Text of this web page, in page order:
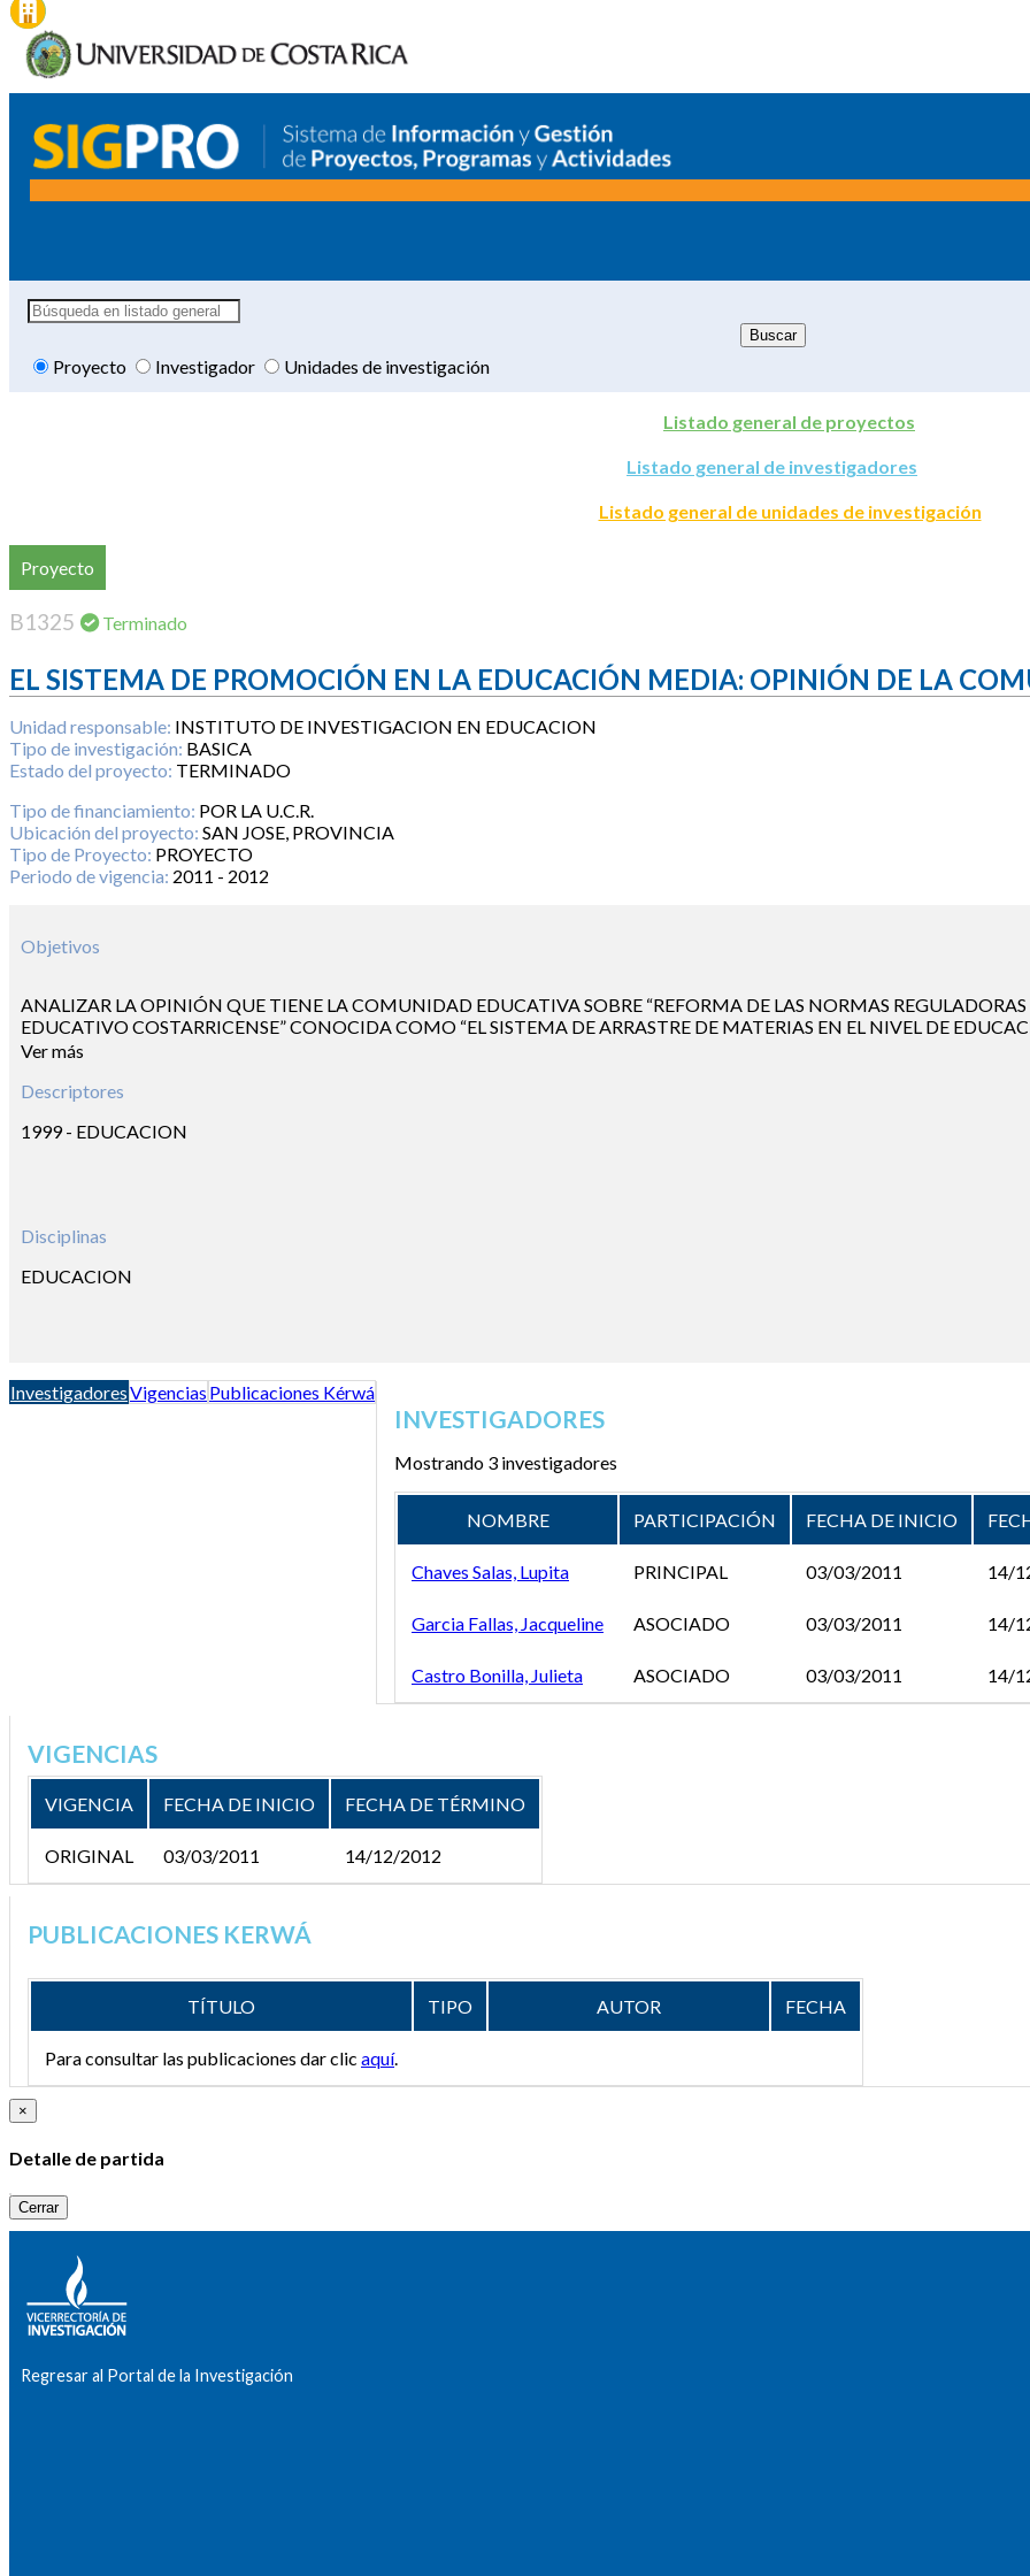
Proyecto Investigador Unidades de investigación
Listado general de proyectos
Listado general de investigadores
Listado general de unidades de investigación
Proyecto
B1325 Terminado
EL SISTEMA DE PROMOCIÓN EN LA EDUCACIÓN MEDIA: OPINIÓN DE LA
Unidad responsable: INSTITUTO DE INVESTIGACION EN EDUCACION
Tipo de investigación: BASICA
Estado del proyecto: TERMINADO
Tipo de financiamiento: POR LA U.C.R.
Ubicación del proyecto: SAN JOSE, PROVINCIA
Tipo de Proyecto: PROYECTO
Periodo de vigencia: 2011 - 2012
Objetivos
ANALIZAR LA OPINIÓN QUE TIENE LA COMUNIDAD EDUCATIVA SOBRE “REFORMA DE LAS NORMAS
EDUCATIVO COSTARRICENSE” CONOCIDA COMO “EL SISTEMA DE ARRASTRE DE MATERIAS EN EL NIVEL DE
Ver más
Descriptores
1999 - EDUCACION
Disciplinas
EDUCACION
InvestigadoresVigencias Publicaciones Kérwá
INVESTIGADORES
Mostrando 3 investigadores
NOMBRE PARTICIPACIÓN FECHA DE INICIO
Chaves Salas, Lupita PRINCIPAL 03/03/2011 14/
Garcia Fallas, Jacqueline ASOCIADO 03/03/2011 14/
Castro Bonilla, Julieta ASOCIADO 03/03/2011 14/
VIGENCIAS
VIGENCIA FECHA DE INICIO FECHA DE TÉRMINO
ORIGINAL 03/03/2011 14/12/2012
PUBLICACIONES KERWÁ
TÍTULO TIPO AUTOR FECHA
Para consultar las publicaciones dar clic aquí.
×
Detalle de partida
Cerrar
Regresar al Portal de la Investigación